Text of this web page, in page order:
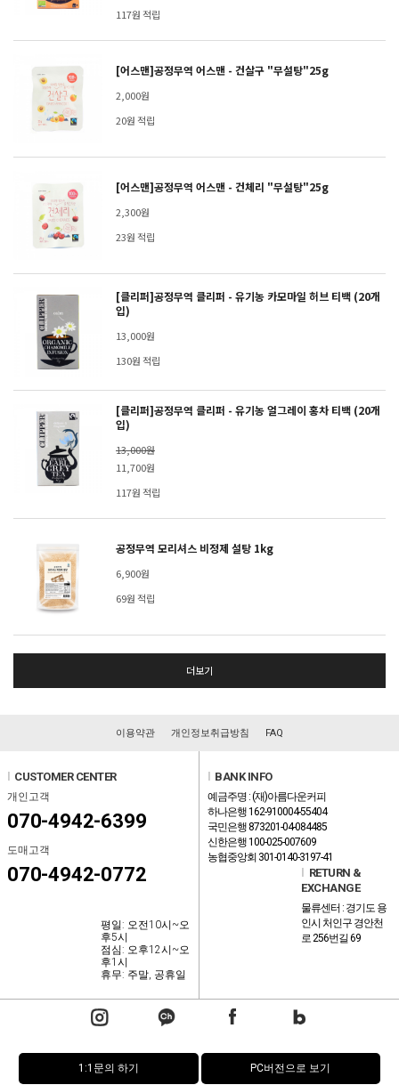
117원 적립
[어스맨]공정무역 어스맨 - 건살구 "무설탕"25g
2,000원
20원 적립
[어스맨]공정무역 어스맨 - 건체리 "무설탕"25g
2,300원
23원 적립
[클리퍼]공정무역 클리퍼 - 유기농 카모마일 허브 티백 (20개
입)
13,000원
130원 적립
[클리퍼]공정무역 클리퍼 - 유기농 얼그레이 홍차 티백 (20개
입)
13,000원
11,700원
117원 적립
공정무역 모리셔스 비정제 설탕 1kg
6,900원
69원 적립
더보기
이용약관 개인정보취급방침 FAQ
CUSTOMER CENTER
개인고객
070-4942-6399
도매고객
070-4942-0772
평일: 오전10시~오
후5시
점심: 오후12시~오
후1시
휴무: 주말, 공휴일
BANK INFO
예금주명 : (재)아름다운커피
하나은행 162-910004-55404
국민은행 873201-04-084485
신한은행 100-025-007609
농협중앙회 301-0140-3197-41
RETURN &
EXCHANGE
물류센터 : 경기도 용
인시 처인구 경안천
로 256번길 69
1:1문의 하기 PC버전으로 보기